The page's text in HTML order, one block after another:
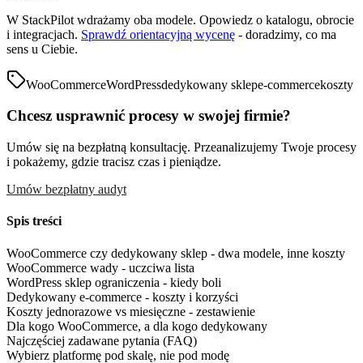
W StackPilot wdrażamy oba modele. Opowiedz o katalogu, obrocie
i integracjach. Sprawdź orientacyjną wycenę - doradzimy, co ma
sens u Ciebie.
WooCommerceWordPressdedykowany sklepe-commercekoszty
Chcesz usprawnić procesy w swojej firmie?
Umów się na bezpłatną konsultację. Przeanalizujemy Twoje procesy
i pokażemy, gdzie tracisz czas i pieniądze.
Umów bezpłatny audyt
Spis treści
WooCommerce czy dedykowany sklep - dwa modele, inne koszty
WooCommerce wady - uczciwa lista
WordPress sklep ograniczenia - kiedy boli
Dedykowany e-commerce - koszty i korzyści
Koszty jednorazowe vs miesięczne - zestawienie
Dla kogo WooCommerce, a dla kogo dedykowany
Najczęściej zadawane pytania (FAQ)
Wybierz platformę pod skalę, nie pod modę